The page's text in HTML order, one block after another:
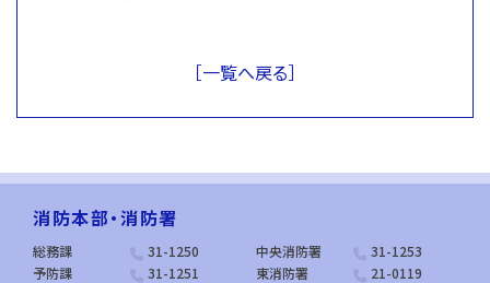
［一覧へ戻る］
消防本部・消防署
総務課 31-1250 中央消防署
31-1253
予防課
31-1251 東消防署
21-0119